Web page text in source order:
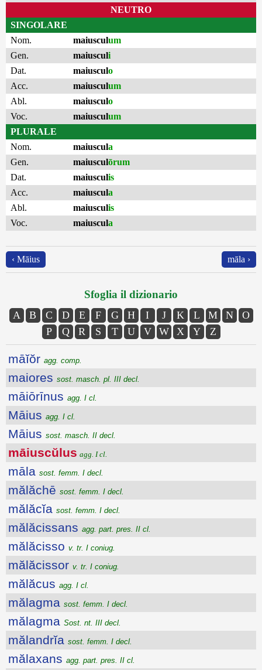
NEUTRO
SINGOLARE
Nom.
maiusculum
Gen.
maiusculi
Dat.
maiusculo
Acc.
maiusculum
Abl.
maiusculo
Voc.
maiusculum
PLURALE
Nom.
maiuscula
Gen.
maiusculōrum
Dat.
maiusculis
Acc.
maiuscula
Abl.
maiusculis
Voc.
maiuscula
‹ Māius māla ›
Sfoglia il dizionario
A B C D E F G H I J K L M N
O
P
Q R S T U V W X Y Z
māĭŏr agg. comp.
maiores sost. masch. pl. III decl.
māiōrīnus agg. I cl.
Māius agg. I cl.
Māius sost. masch. II decl.
māiuscŭlus agg. I cl.
māla sost. femm. I decl.
mălăchē sost. femm. I decl.
mălăcĭa sost. femm. I decl.
mălăcissans agg. part. pres. II cl.
mălăcisso v. tr. I coniug.
mălăcissor v. tr. I coniug.
mălăcus agg. I cl.
mălagma sost. femm. I decl.
mălagma Sost. nt. III decl.
mălandrĭa sost. femm. I decl.
mălaxans agg. part. pres. II cl.